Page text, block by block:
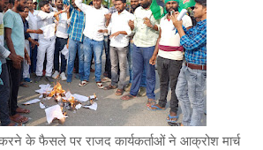
के फैसले पर राजद कार्यकर्ताओं ने आक्रोश मार्च